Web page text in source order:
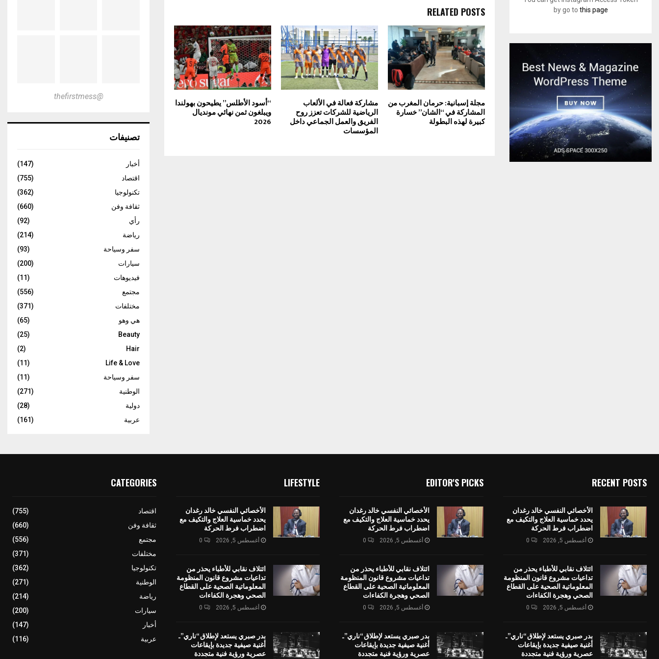
RELATED POSTS
مجلة إسبانية: حرمان المغرب من
المشاركة في “الشان” خسارة
كبيرة لهذه البطولة
مشاركة فعالة في الألعاب
الرياضية للشركات تعزز روح
الفريق والعمل الجماعي داخل
المؤسسات
“أسود الأطلس” يطيحون بهولندا
ويبلغون ثمن نهائي مونديال
2026
by go to this page
@thefirstmess
تصنيفات
أخبار
(147)
اقتصاد
(755)
تكنولوجيا
(362)
ثقافة وفن
(660)
رأي
(92)
رياضة
(214)
سفر وسياحة
(93)
سيارات
(200)
فيديوهات
(11)
مجتمع
(556)
مختلفات
(371)
هي وهو
(65)
Beauty
(25)
Hair
(2)
Life & Love
(11)
سفر وسياحة
(11)
الوطنية
(271)
دولية
(28)
عربية
(161)
RECENT POSTS
الأخصائي النفسي خالد رغدان
يحدد خماسية العلاج والتكيف مع
اضطراب فرط الحركة
أغسطس 5, 2026 0
ائتلاف نقابي للأطباء يحذر من
تداعيات مشروع قانون المنظومة
المعلوماتية الصحية على القطاع
الصحي وهجرة الكفاءات
أغسطس 5, 2026 0
بدر صبري يستعد لإطلاق “ناري”..
أغنية صيفية جديدة بإيقاعات
عصرية ورؤية فنية متجددة
EDITOR'S PICKS
الأخصائي النفسي خالد رغدان
يحدد خماسية العلاج والتكيف مع
اضطراب فرط الحركة
أغسطس 5, 2026 0
ائتلاف نقابي للأطباء يحذر من
تداعيات مشروع قانون المنظومة
المعلوماتية الصحية على القطاع
الصحي وهجرة الكفاءات
أغسطس 5, 2026 0
بدر صبري يستعد لإطلاق “ناري”..
أغنية صيفية جديدة بإيقاعات
عصرية ورؤية فنية متجددة
LIFESTYLE
الأخصائي النفسي خالد رغدان
يحدد خماسية العلاج والتكيف مع
اضطراب فرط الحركة
أغسطس 5, 2026 0
ائتلاف نقابي للأطباء يحذر من
تداعيات مشروع قانون المنظومة
المعلوماتية الصحية على القطاع
الصحي وهجرة الكفاءات
أغسطس 5, 2026 0
بدر صبري يستعد لإطلاق “ناري”..
أغنية صيفية جديدة بإيقاعات
عصرية ورؤية فنية متجددة
CATEGORIES
اقتصاد
(755)
ثقافة وفن
(660)
مجتمع
(556)
مختلفات
(371)
تكنولوجيا
(362)
الوطنية
(271)
رياضة
(214)
سيارات
(200)
أخبار
(147)
عربية
(116)